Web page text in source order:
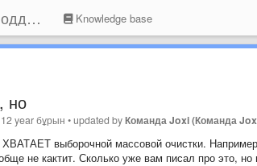
Joxi - сообщество поддержки Knowledge base
но
12 year бұрын •updated byКоманда Joxi (Команда
выборочной массовой очистки.
не кактит. Сколько уже вам писал про это,